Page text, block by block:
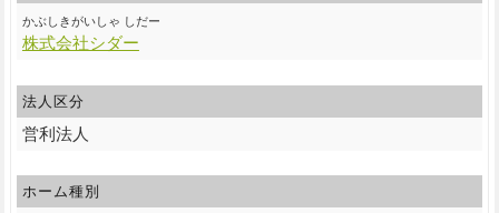
かぶしきがいしゃ しだー
株式会社シダー
法人区分
営利法人
ホーム種別